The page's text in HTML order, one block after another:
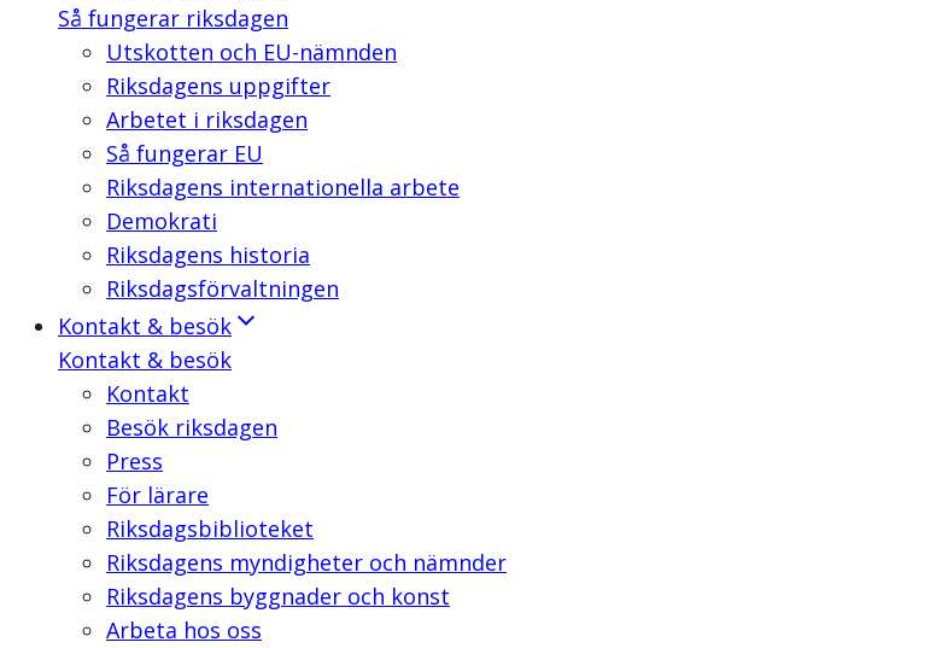
Så fungerar riksdagen
Utskotten och EU-nämnden
Riksdagens uppgifter
Arbetet i riksdagen
Så fungerar EU
Riksdagens internationella arbete
Demokrati
Riksdagens historia
Riksdagsförvaltningen
Kontakt & besök
Kontakt & besök
Kontakt
Besök riksdagen
Press
För lärare
Riksdagsbiblioteket
Riksdagens myndigheter och nämnder
Riksdagens byggnader och konst
Arbeta hos oss